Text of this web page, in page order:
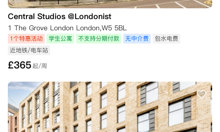
Central Studios @Londonist
1 The Grove London London,W5 5BL
1个特惠活动 学生公寓 不支持分期付款 无中介费
包水电费
近地铁/电车站
£365起/周